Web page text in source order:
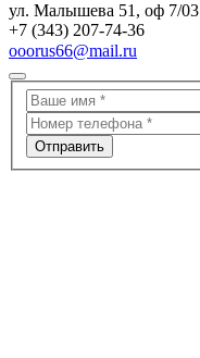
ул. Малышева 51, оф 7/03
+7 (343) 207-74-36
ooorus66@mail.ru
Отправить